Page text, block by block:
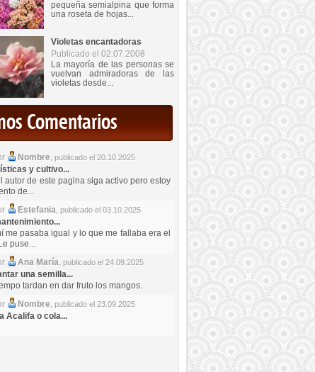
pequeña semialpina que forma
una roseta de hojas...
Violetas encantadoras
Publicado el 02.07.2008
La mayoría de las personas se
vuelvan admiradoras de las
violetas desde...
Comentarios
Nombre, publicado el 20.10.2025
y cultivo...
autor de este pagina siga activo pero estoy
de...
Estefania, publicado el 03.10.2025
me pasaba igual y lo que me fallaba era el
puse...
Ana María, publicado el 24.09.2025
una semilla...
tardan en dar fruto los mangos.
Nombre, publicado el 23.09.2025
Acalifa o cola...